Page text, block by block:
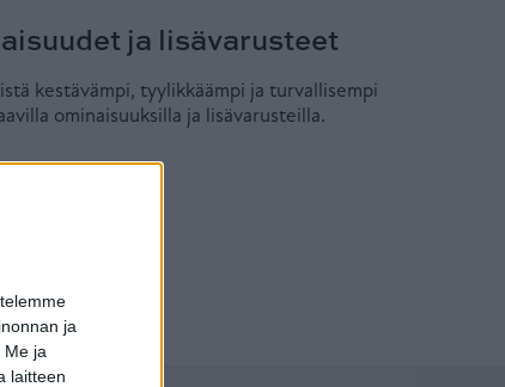
ja
Me ja
laitteen
ja lisävarusteet
kestävämpi, tyylikkäämpi ja turvallisempi
ominaisuuksilla ja lisävarusteilla.